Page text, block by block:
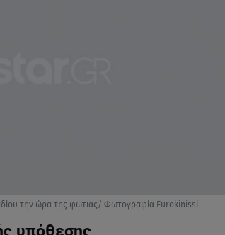
την ώρα της φωτιάς/ Φωτογραφία Eurokinissi
υπόθεσης